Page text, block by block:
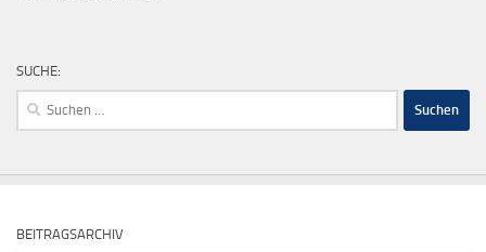
SUCHE:
Suchen
BEITRAGSARCHIV